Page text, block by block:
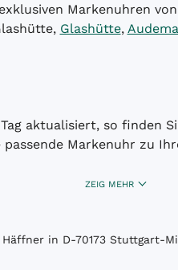
Markenuhren von
Glashütte,
aktualisiert, so finden
passende Markenuhr zu
ZEIG MEHR
in D-70173 Stuttgart-